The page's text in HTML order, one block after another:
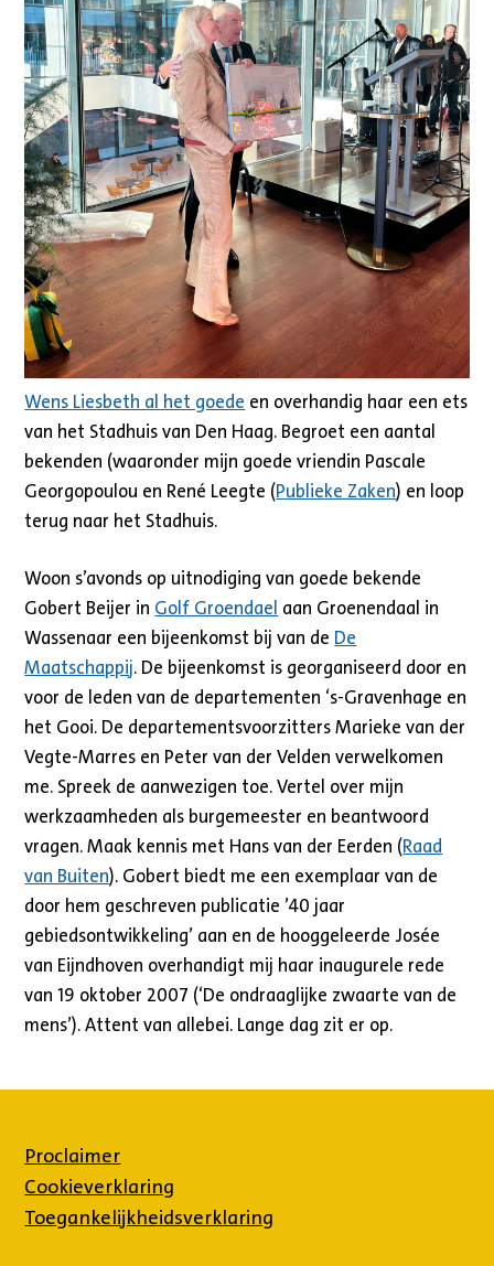
Wens Liesbeth al het goede en overhandig haar een ets
van het Stadhuis van Den Haag. Begroet een aantal
bekenden (waaronder mijn goede vriendin Pascale
Georgopoulou en René Leegte (Publieke Zaken) en loop
terug naar het Stadhuis.
Woon s’avonds op uitnodiging van goede bekende
Gobert Beijer in Golf Groendael aan Groenendaal in
Wassenaar een bijeenkomst bij van de De
Maatschappij. De bijeenkomst is georganiseerd door en
voor de leden van de departementen ‘s-Gravenhage en
het Gooi. De departementsvoorzitters Marieke van der
Vegte-Marres en Peter van der Velden verwelkomen
me. Spreek de aanwezigen toe. Vertel over mijn
werkzaamheden als burgemeester en beantwoord
vragen. Maak kennis met Hans van der Eerden (Raad
van Buiten). Gobert biedt me een exemplaar van de
door hem geschreven publicatie ’40 jaar
gebiedsontwikkeling’ aan en de hooggeleerde Josée
van Eijndhoven overhandigt mij haar inaugurele rede
van 19 oktober 2007 (‘De ondraaglijke zwaarte van de
mens’). Attent van allebei. Lange dag zit er op.
Proclaimer
Cookieverklaring
Toegankelijkheidsverklaring